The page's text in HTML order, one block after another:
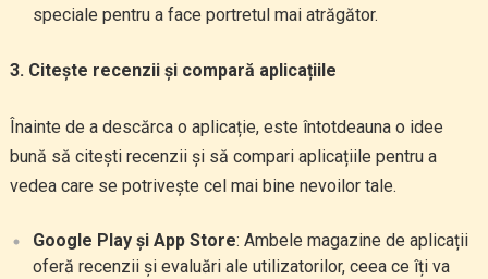
speciale pentru a face portretul mai atrăgător.
3. Citește recenzii și compară aplicațiile
Înainte de a descărca o aplicație, este întotdeauna o idee
bună să citești recenzii și să compari aplicațiile pentru a
vedea care se potrivește cel mai bine nevoilor tale.
Google Play și App Store: Ambele magazine de aplicații
oferă recenzii și evaluări ale utilizatorilor, ceea ce îți va